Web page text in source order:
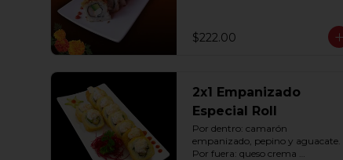
$222.00
2x1 Empanizado
Especial Roll
Por dentro: camarón
empanizado, pepino y aguacate.
Por fuera: queso crema